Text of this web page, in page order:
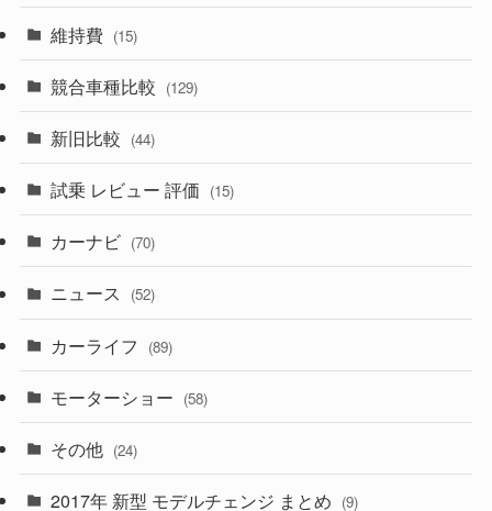
(357)
(328)
(194)
(230)
(253)
(85)
(84)
(14)
(222)
(50)
(43)
(6)
(9)
(58)
(28)
(27)
(26)
(3)
(3)
(5)
(1)
(5)
(7)
(5)
維持費 (15)
競合車種比較 (129)
新旧比較 (44)
試乗 レビュー 評価 (15)
カーナビ (70)
ニュース (52)
カーライフ (89)
モーターショー (58)
その他 (24)
2017年 新型 モデルチェンジ まとめ (9)